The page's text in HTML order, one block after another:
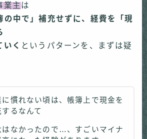
業主 は
の中で」補充せずに、経費を「現
いく というパターンを、まずは疑
に慣れない頃は、帳簿上で現金を
するなんて
はなかったので…、すごいマイナ